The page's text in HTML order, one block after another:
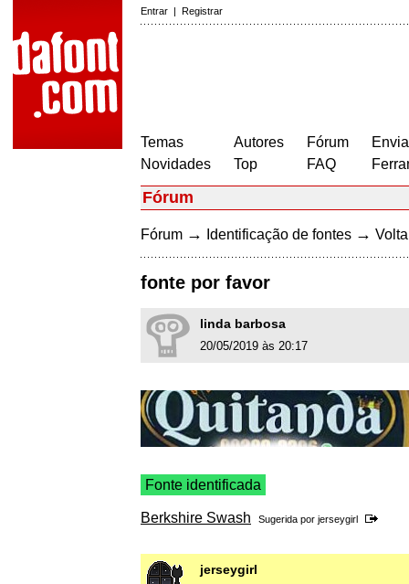
Entrar | Registrar
Temas
Novidades
Autores
Top
Fórum
FAQ
Fórum
Fórum → Identificação de fontes →
fonte por favor
linda barbosa
20/05/2019 às 20:17
Fonte identificada
Berkshire Swash Sugerida por jerseygirl
jerseygirl